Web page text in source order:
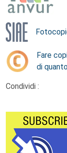
Fare
di
Condividi :